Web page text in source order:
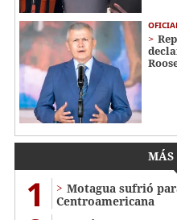
MÁS
1
Motagua sufrió
Centroamericana